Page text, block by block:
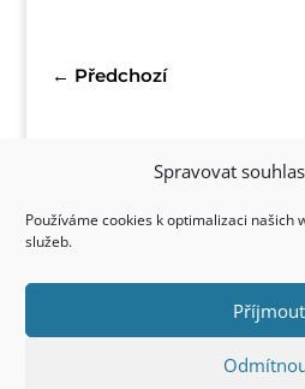
Spravovat
Používáme cookies k optimalizaci našich
služeb.
Příjmout
← Předchozí
Kontakt